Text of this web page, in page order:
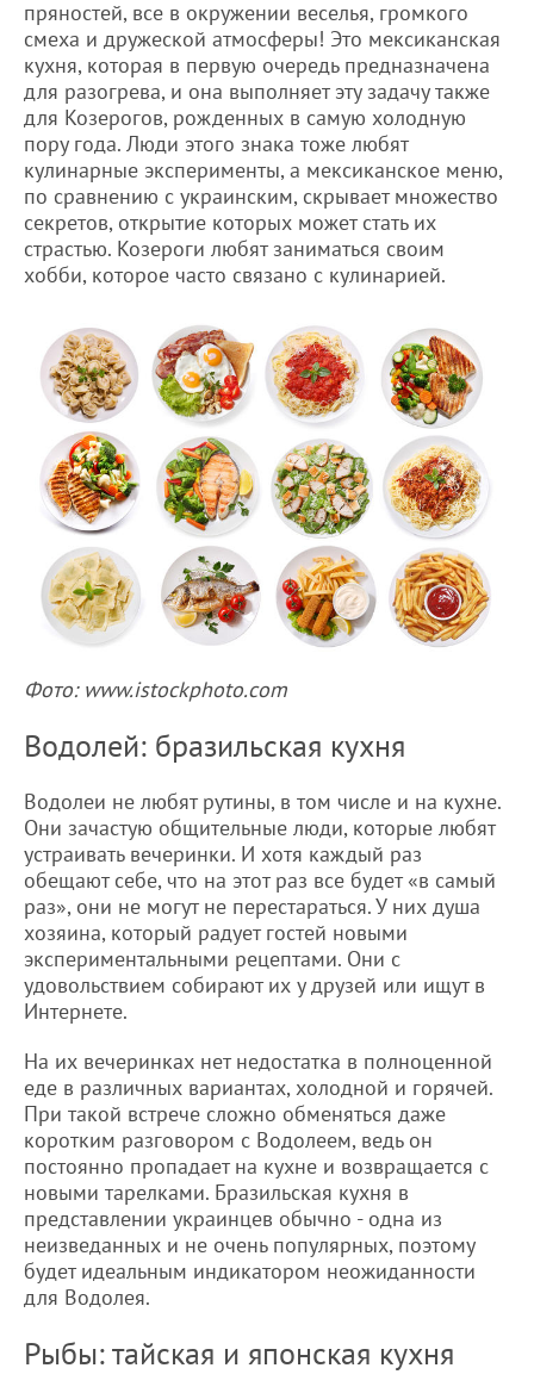
пряностей, все в окружении веселья, громкого
смеха и дружеской атмосферы! Это мексиканская
кухня, которая в первую очередь предназначена
для разогрева, и она выполняет эту задачу также
для Козерогов, рожденных в самую холодную
пору года. Люди этого знака тоже любят
кулинарные эксперименты, а мексиканское меню,
по сравнению с украинским, скрывает множество
секретов, открытие которых может стать их
страстью. Козероги любят заниматься своим
хобби, которое часто связано с кулинарией.
Фото: www.istockphoto.com
Водолей: бразильская кухня
Водолеи не любят рутины, в том числе и на кухне.
Они зачастую общительные люди, которые любят
устраивать вечеринки. И хотя каждый раз
обещают себе, что на этот раз все будет «в самый
раз», они не могут не перестараться. У них душа
хозяина, который радует гостей новыми
экспериментальными рецептами. Они с
удовольствием собирают их у друзей или ищут в
Интернете.
На их вечеринках нет недостатка в полноценной
еде в различных вариантах, холодной и горячей.
При такой встрече сложно обменяться даже
коротким разговором с Водолеем, ведь он
постоянно пропадает на кухне и возвращается с
новыми тарелками. Бразильская кухня в
представлении украинцев обычно - одна из
неизведанных и не очень популярных, поэтому
будет идеальным индикатором неожиданности
для Водолея.
Рыбы: тайская и японская кухня